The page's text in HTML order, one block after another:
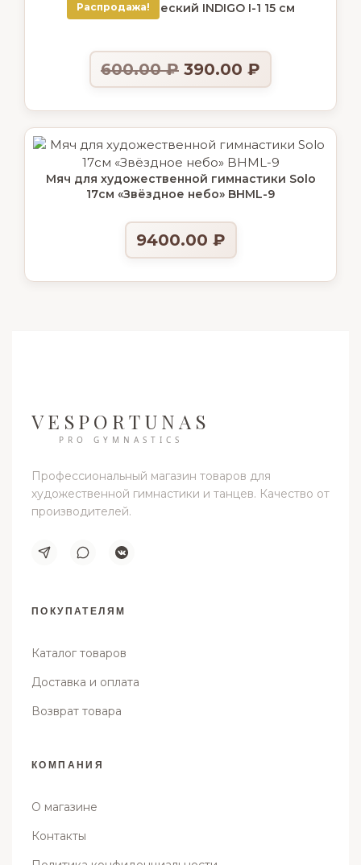
Распродажа!
Мяч Гимнастический INDIGO I-1 15 см
600.00₽ 390.00 ₽
Мяч для художественной гимнастики Solo
17см «Звёздное небо» BHML-9
9400.00 ₽
VESPORTUNAS
PRO GYMNASTICS
Профессиональный магазин товаров для
художественной гимнастики и танцев. Качество от
производителей.
ПОКУПАТЕЛЯМ
Каталог товаров
Доставка и оплата
Возврат товара
КОМПАНИЯ
О магазине
Контакты